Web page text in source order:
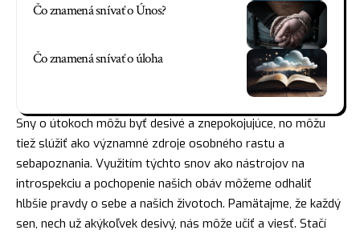
Čo znamená snívať o Únos?
Čo znamená snívať o úloha
Sny o útokoch môžu byť desivé a znepokojujúce, no môžu
tiež slúžiť ako významné zdroje osobného rastu a
sebapoznania. Využitím týchto snov ako nástrojov na
introspekciu a pochopenie našich obáv môžeme odhaliť
hlbšie pravdy o sebe a našich životoch. Pamätajme, že každý
sen, nech už akýkoľvek desivý, nás môže učiť a viesť. Stačí